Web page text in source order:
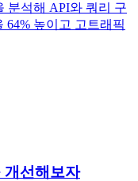
분석해 API와 쿼리 구
64% 높이고 고트래픽
개선해보자